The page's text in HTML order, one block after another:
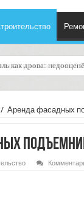
как дрова:
/ Аренда фасадных